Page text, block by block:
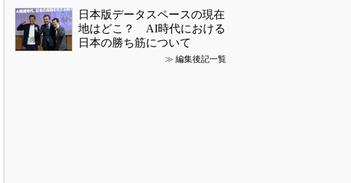
日本版データスペースの現在
地はどこ？ AI時代における
日本の勝ち筋について
≫ 編集後記一覧